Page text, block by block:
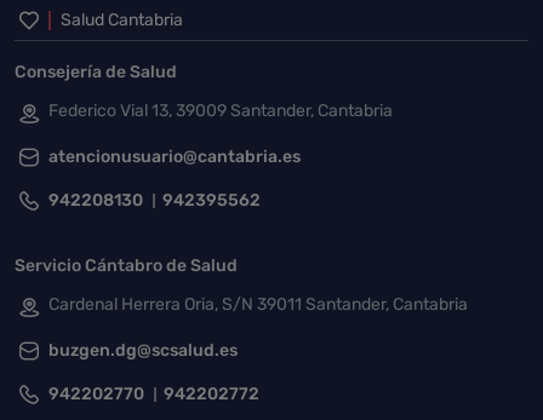
Inicio del pie de página
Salud Cantabria
Consejería de Salud
Federico Vial 13, 39009 Santander, Cantabria
atencionusuario@cantabria.es
942208130 942395562
Servicio Cántabro de Salud
Cardenal Herrera Oria, S/N 39011 Santander, Cantabria
buzgen.dg@scsalud.es
942202770 942202772